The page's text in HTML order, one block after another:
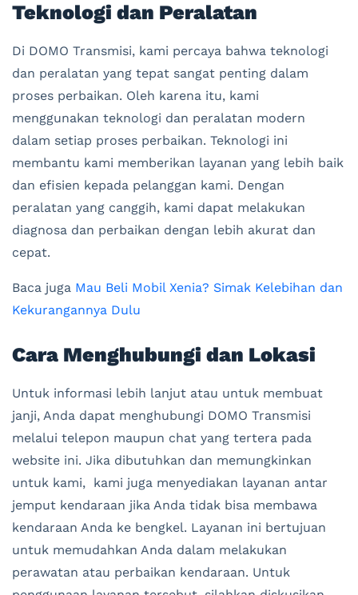
Teknologi dan Peralatan
Di DOMO Transmisi, kami percaya bahwa teknologi
dan peralatan yang tepat sangat penting dalam
proses perbaikan. Oleh karena itu, kami
menggunakan teknologi dan peralatan modern
dalam setiap proses perbaikan. Teknologi ini
membantu kami memberikan layanan yang lebih baik
dan efisien kepada pelanggan kami. Dengan
peralatan yang canggih, kami dapat melakukan
diagnosa dan perbaikan dengan lebih akurat dan
cepat.
Baca juga Mau Beli Mobil Xenia? Simak Kelebihan dan
Kekurangannya Dulu
Cara Menghubungi dan Lokasi
Untuk informasi lebih lanjut atau untuk membuat
janji, Anda dapat menghubungi DOMO Transmisi
melalui telepon maupun chat yang tertera pada
website ini. Jika dibutuhkan dan memungkinkan
untuk kami, kami juga menyediakan layanan antar
jemput kendaraan jika Anda tidak bisa membawa
kendaraan Anda ke bengkel. Layanan ini bertujuan
untuk memudahkan Anda dalam melakukan
perawatan atau perbaikan kendaraan. Untuk